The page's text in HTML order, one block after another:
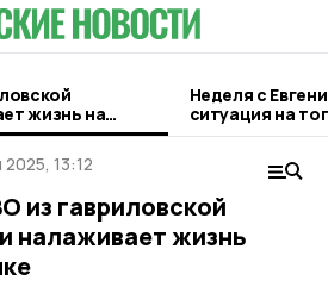
жизнь на
Неделя с
ситуация на
городе и
13:12
из гавриловской
налаживает жизнь